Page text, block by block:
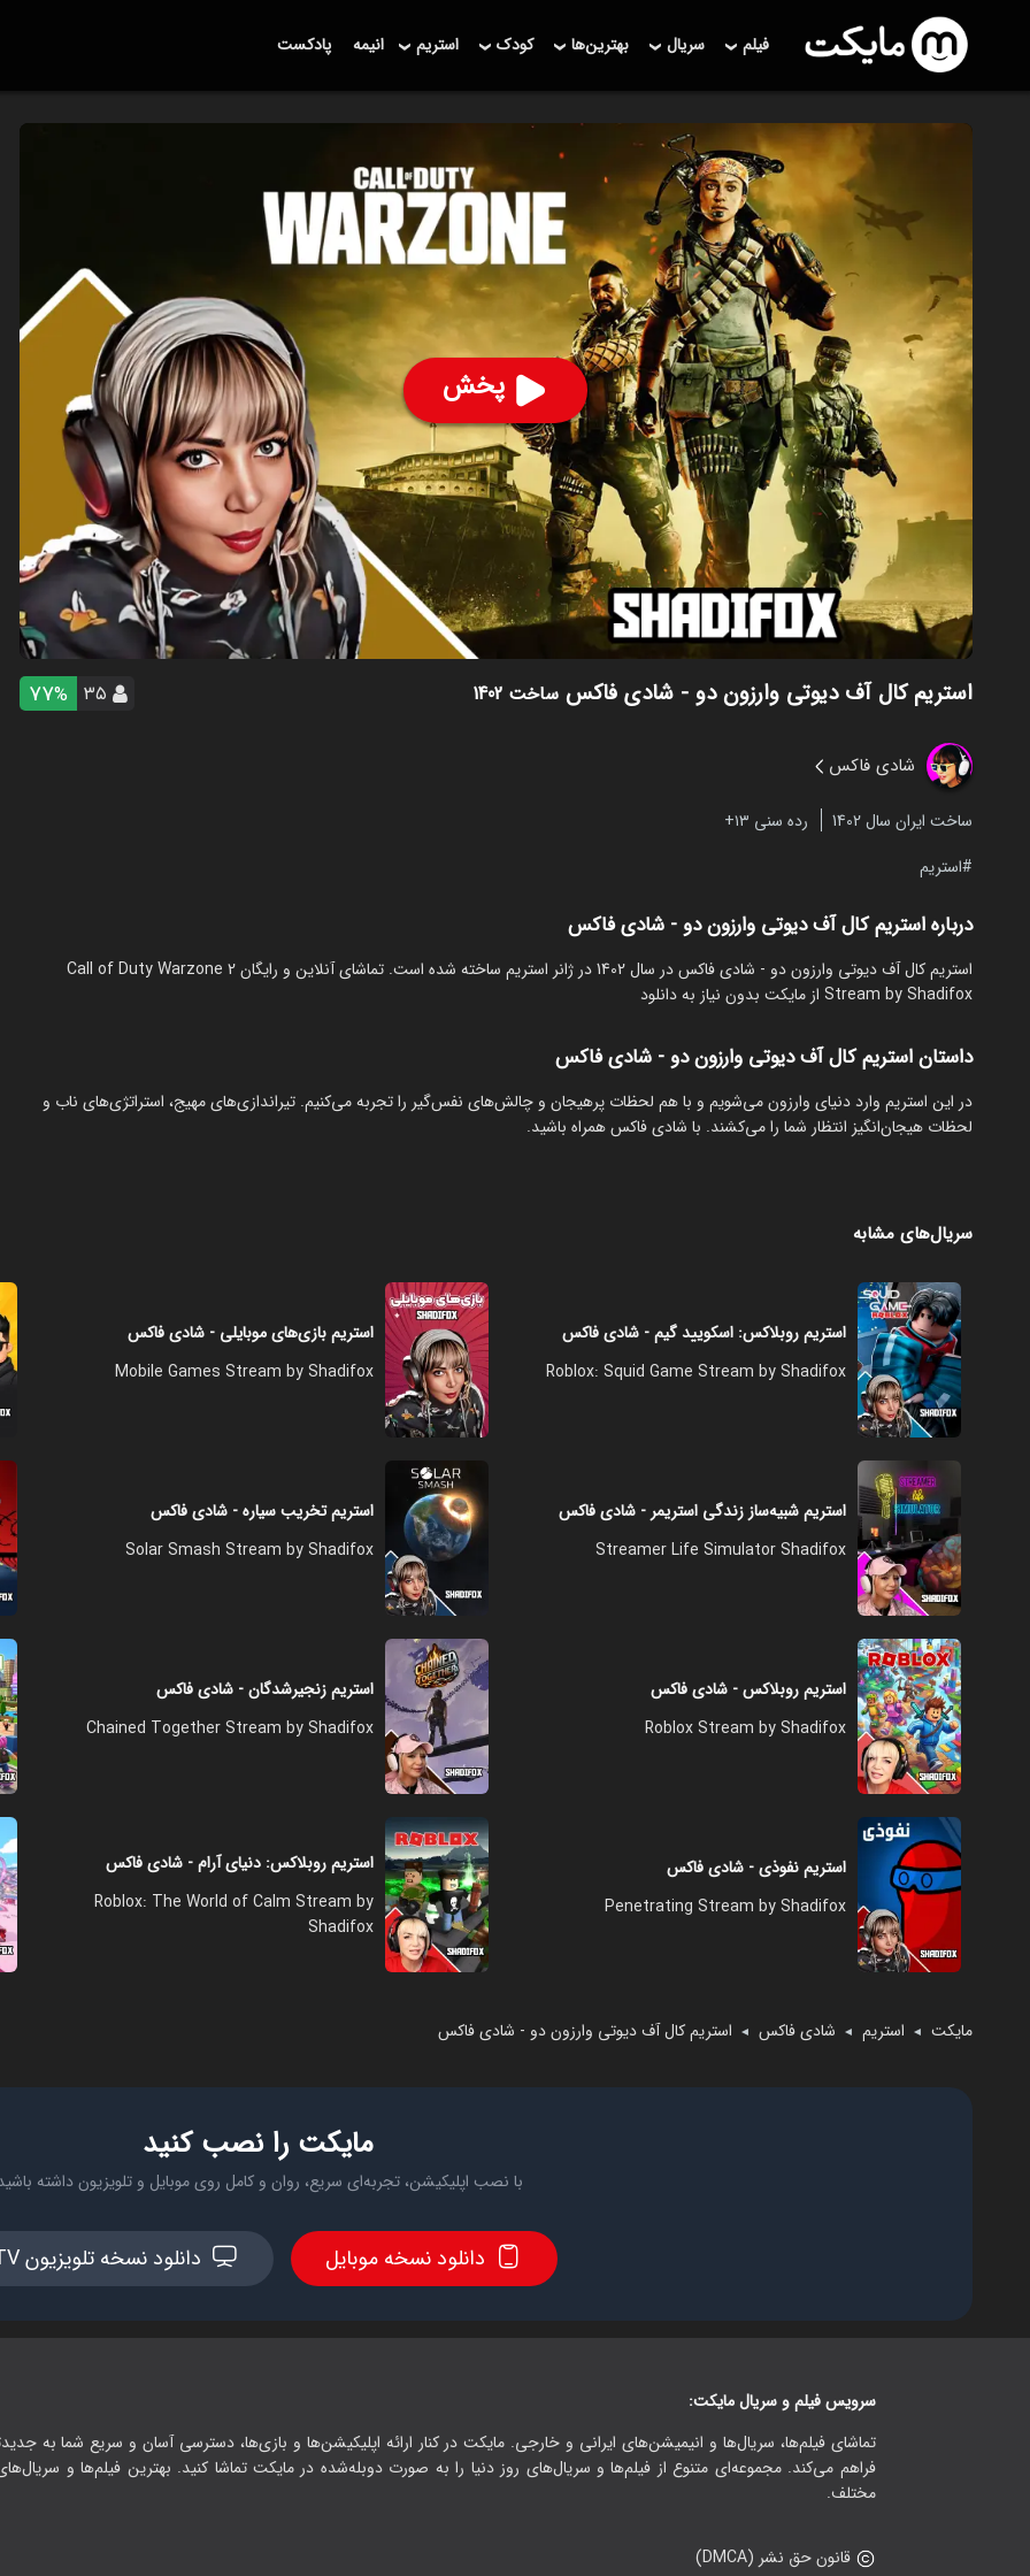
فیلم سریال بهترین‌ها کودک استریم انیمه پادکست
پخش
استریم کال آف دیوتی وارزون دو - شادی فاکس ساخت 1402 ۳۵ 77%
شادی فاکس
ساخت ایران سال 1402
رده سنی ۱۳+
استریم
درباره استریم کال آف دیوتی وارزون دو - شادی فاکس
استریم کال آف دیوتی وارزون دو - شادی فاکس در سال 1402 در ژانر استریم ساخته شده است. تماشای آنلاین و رایگان Call of Duty Warzone 2
Stream by Shadifox از مایکت بدون نیاز به دانلود
داستان استریم کال آف دیوتی وارزون دو - شادی فاکس
‏در این استریم وارد دنیای وارزون می‌شویم و با هم لحظات پرهیجان و چالش‌های نفس‌گیر را تجربه می‌کنیم. تیراندازی‌های مهیج، استراتژی‌های ناب و
لحظات هیجان‌انگیز انتظار شما را می‌کشند. با شادی فاکس همراه باشید.
سریال‌های مشابه
استریم روبلاکس: اسکویید گیم - شادی فاکس
Roblox: Squid Game Stream by Shadifox
استریم بازی‌های موبایلی - شادی فاکس
Mobile Games Stream by Shadifox
استریم شبیه‌ساز زندگی استریمر - شادی فاکس
Streamer Life Simulator Shadifox
استریم تخریب سیاره - شادی فاکس
Solar Smash Stream by Shadifox
استریم روبلاکس - شادی فاکس
Roblox Stream by Shadifox
استریم زنجیرشدگان - شادی فاکس
Chained Together Stream by Shadifox
استریم نفوذی - شادی فاکس
Penetrating Stream by Shadifox
استریم روبلاکس: دنياي آرام - شادی فاکس
Roblox: The World of Calm Stream by
Shadifox
مایکت ◄ استریم ◄ شادی فاکس ◄ استریم کال آف دیوتی وارزون دو - شادی فاکس
مایکت را نصب کنید
با نصب اپلیکیشن، تجربه‌ای سریع، روان و کامل روی موبایل و تلویزیون داشته
دانلود نسخه موبایل دانلود نسخه تلویزیون TV
سرویس فیلم و سریال مایکت:
تماشای فیلم‌ها، سریال‌ها و انیمیشن‌های ایرانی و خارجی. مایکت در کنار ارائه اپلیکیشن‌ها و بازی‌ها، دسترسی آسان و سریع شما به
فراهم می‌کند. مجموعه‌ای متنوع از فیلم‌ها و سریال‌های روز دنیا را به صورت دوبله‌شده در مایکت تماشا کنید. بهترین فیلم‌ها و
مختلف.
قانون حق نشر (DMCA)